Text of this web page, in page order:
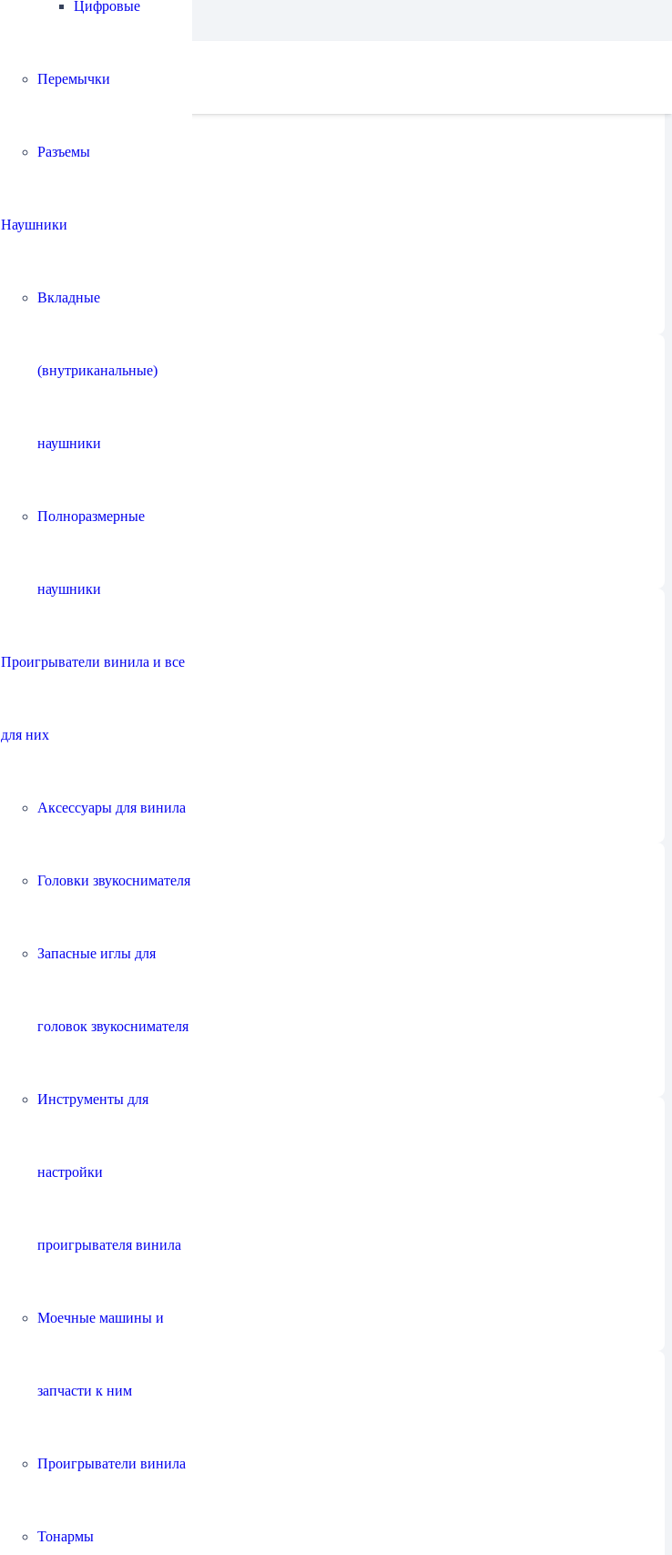
Цифровые
Перемычки
Разъемы
Наушники
Вкладные
(внутриканальные)
наушники
Полноразмерные
наушники
Проигрыватели винила и все
для них
Аксессуары для винила
Головки звукоснимателя
Запасные иглы для
головок звукоснимателя
Инструменты для
настройки
проигрывателя винила
Моечные машины и
запчасти к ним
Проигрыватели винила
Тонармы